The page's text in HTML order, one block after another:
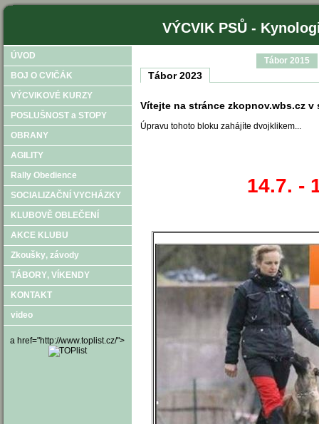
VÝCVIK PSŮ -
ÚVOD
BOJ O CVIČÁK
VÝCVIKOVÉ KURZY
POSLUŠNOST a STOPY
OBRANY
AGILITY
Rally Obedience
SOCIALIZAČNÍ VYCHÁZKY
KLUBOVĚ OBLEČENÍ
AKCE KLUBU
Zkoušky‚ závody
TÁBORY‚ VÍKENDY
KONTAKT
video
a href="http://www.toplist.cz/">
Tábor 2023
Tábor 2015
Vítejte na stránce zkopnov.wbs.cz v
Úpravu tohoto bloku zahájíte dvojklikem...
14.7. -